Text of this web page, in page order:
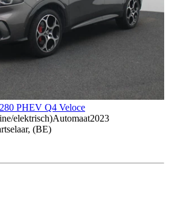
PHEV Q4 Veloce
elektrisch)Automaat2023
(BE)